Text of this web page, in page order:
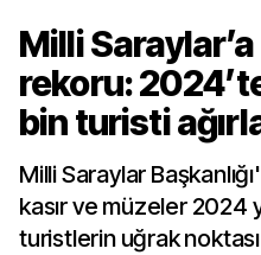
Milli
rekoru:
bin turisti
Milli Saraylar
kasır ve müzeler 2024
turistlerin uğrak